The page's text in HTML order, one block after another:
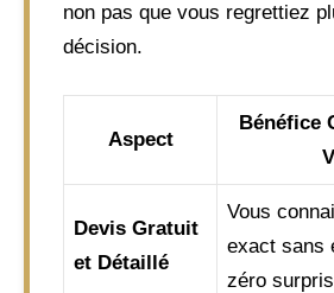
non pas que vous regrettiez
décision.
Aspect
Bénéfice
Devis Gratuit
et Détaillé
Vous
exact sans
zéro